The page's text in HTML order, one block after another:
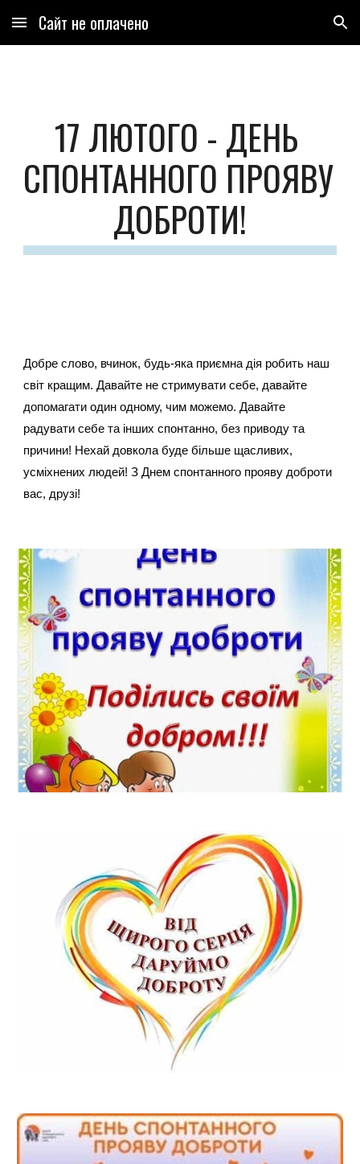
Skip to main content Skip to navigation
Сайт не оплачено
17 ЛЮТОГО - ДЕНЬ
СПОНТАННОГО ПРОЯВУ
ДОБРОТИ!
Добре слово, вчинок, будь-яка приємна дія робить наш
світ кращим. Давайте не стримувати себе, давайте
допомагати один одному, чим можемо. Давайте
радувати себе та інших спонтанно, без приводу та
причини! Нехай довкола буде більше щасливих,
усміхнених людей! З Днем спонтанного прояву доброти
вас, друзі!